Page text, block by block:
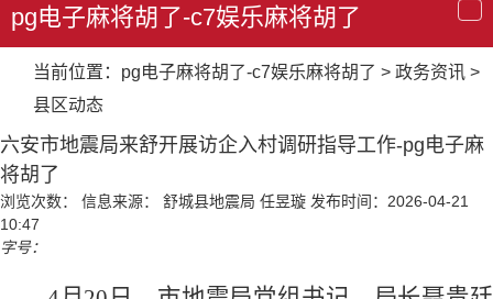
导
航
pg电子麻将胡了-c7娱乐麻将胡了
当前位置： pg电子麻将胡了-c7娱乐麻将胡了 > 政务资讯 >
县区动态
六安市地震局来舒开展访企入村调研指导工作-pg电子麻
将胡了
浏览次数： 信息来源： 舒城县地震局 任昱璇 发布时间：2026-04-21
10:47
字号：